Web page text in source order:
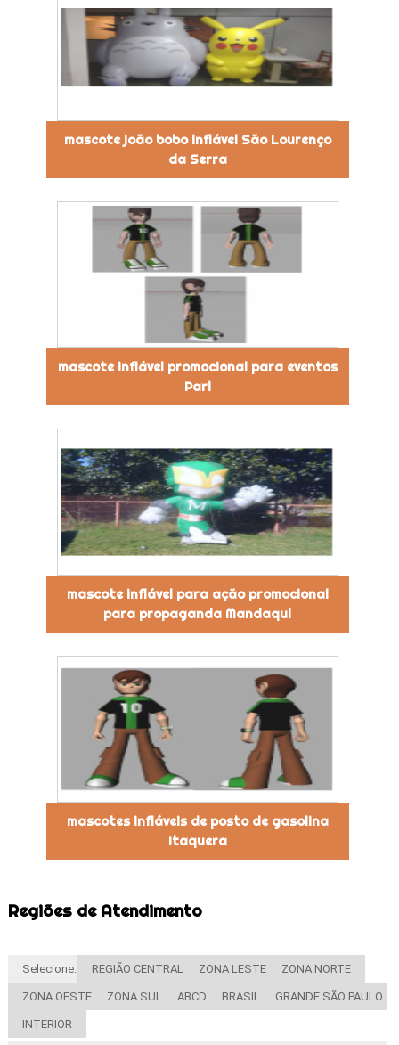
mascote joão bobo inflável São Lourenço
da Serra
mascote inflável promocional para eventos
Pari
mascote inflável para ação promocional
para propaganda Mandaqui
mascotes infláveis de posto de gasolina
Itaquera
Regiões de Atendimento
Selecione: REGIÃO CENTRAL ZONA LESTE ZONA NORTE
ZONA OESTE ZONA SUL ABCD BRASIL GRANDE SÃO PAULO
INTERIOR